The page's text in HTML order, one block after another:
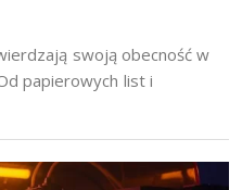
swoją obecność w
papierowych list i